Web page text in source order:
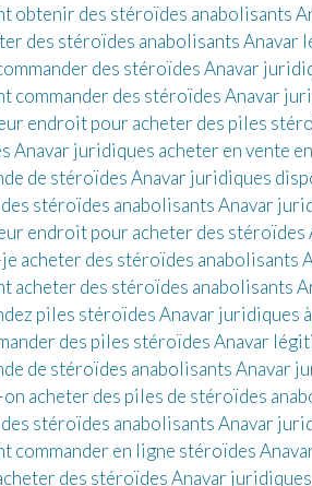
obtenir des stéroïdes anabolisants
des stéroïdes anabolisants Anavar
des stéroïdes Anavar
commander des stéroïdes Anavar
endroit pour acheter des piles
Anavar juridiques acheter en vente
de stéroïdes Anavar juridiques
stéroïdes anabolisants Anavar
endroit pour acheter des stéroïdes
acheter des stéroïdes anabolisants
acheter des stéroïdes anabolisants
piles stéroïdes Anavar juridiques
des piles stéroïdes Anavar
de stéroïdes anabolisants Anavar
acheter des piles de stéroïdes
stéroïdes anabolisants Anavar
commander en ligne stéroïdes
des stéroïdes Anavar